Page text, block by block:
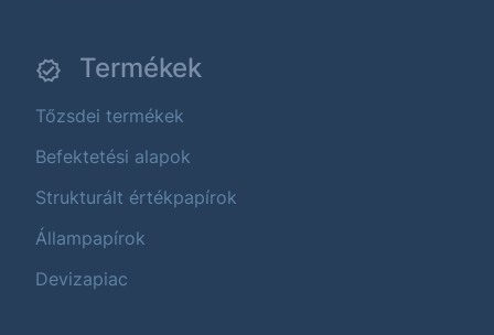
Termékek
Tőzsdei termékek
Befektetési alapok
Strukturált értékpapírok
Állampapírok
Devizapiac